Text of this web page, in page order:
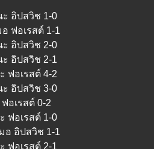
ะ อิปสวิช 1-0
ฟอเรสต์ 1-1
ะ อิปสวิช 2-0
ะ อิปสวิช 2-1
ฟอเรสต์ 4-2
ะ อิปสวิช 3-0
อเรสต์ 0-2
ฟอเรสต์ 1-0
อ อิปสวิช 1-1
ฟอเรสต์ 2-1